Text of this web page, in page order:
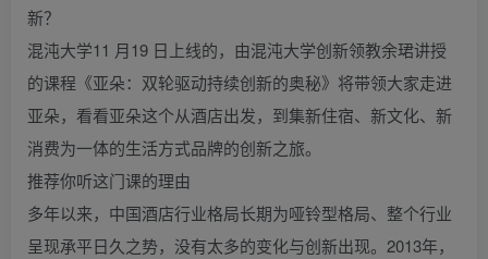
新？
混沌大学11 月19 日上线的，由混沌大学创新领教余珺讲授
的课程《亚朵：双轮驱动持续创新的奥秘》将带领大家走进
亚朵，看看亚朵这个从酒店出发，到集新住宿、新文化、新
消费为一体的生活方式品牌的创新之旅。
推荐你听这门课的理由
多年以来，中国酒店行业格局长期为哑铃型格局、整个行业
呈现承平日久之势，没有太多的变化与创新出现。2013年，